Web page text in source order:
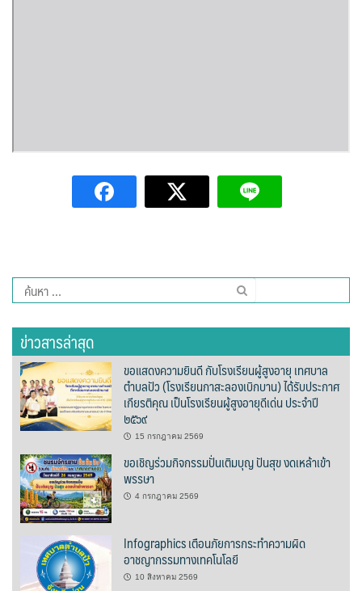
HOMU Villa
Montha Residence
ก๋างโต้งคอฟฟี่รีสอร์ท
ชมพูภูคารีสอร์ท
ต้นแหลงโฮมสเตย์
ตูบฮิมโต้งโฮมสเตย์
นครน่านอพาร์ทเม้น
นะลาวิวรีสอร์ท
นาต้นบัวโฮมสเตย์
น่านปัว รีสอร์ท
ค้นหา
สำหรับ:
ข่าวสารล่าสุด
ขอแสดงความยินดี กับโรงเรียนผู้สูงอายุ เทศบาล
ตำบลปัว (โรงเรียนกาสะลองเบิกบาน) ได้รับประกาศ
เกียรติคุณ เป็นโรงเรียนผู้สูงอายุดีเด่น ประจำปี
๒๕๖๙
15 กรกฎาคม 2569
ขอเชิญร่วมกิจกรรมปั่นเติมบุญ ปันสุข งดเหล้าเข้า
พรรษา
4 กรกฎาคม 2569
Infographics เตือนภัยการกระทำความผิด
อาชญากรรมทางเทคโนโลยี
10 สิงหาคม 2569